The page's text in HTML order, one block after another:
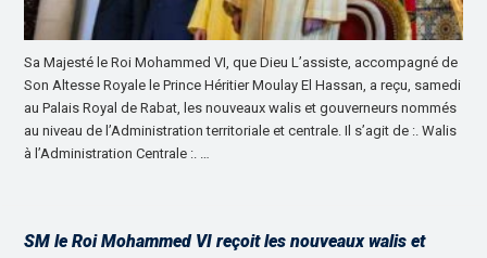
Sa Majesté le Roi Mohammed VI, que Dieu L’assiste, accompagné de
Son Altesse Royale le Prince Héritier Moulay El Hassan, a reçu, samedi
au Palais Royal de Rabat, les nouveaux walis et gouverneurs nommés
au niveau de l’Administration territoriale et centrale. Il s’agit de :. Walis
à l’Administration Centrale :. …
SM le Roi Mohammed VI reçoit les nouveaux walis et